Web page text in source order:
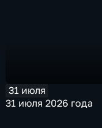
31 июля
31 июля 2026 года